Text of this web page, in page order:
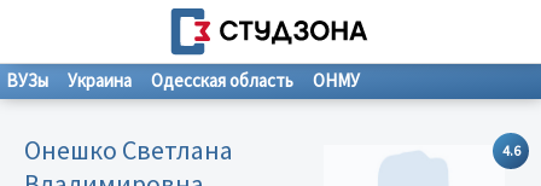
ВУЗы Украина Одесская область ОНМУ
4.6
Онешко Светлана